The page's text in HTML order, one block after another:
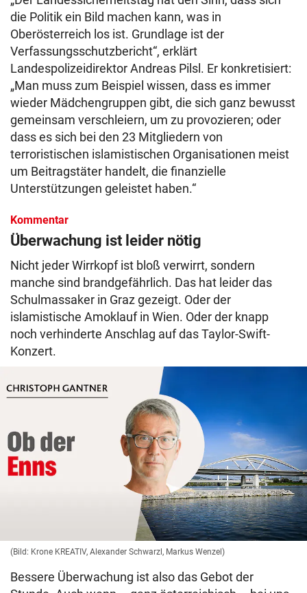
die Politik ein Bild machen kann, was in
Oberösterreich los ist. Grundlage ist der
Verfassungsschutzbericht“, erklärt
Landespolizeidirektor Andreas Pilsl. Er konkretisiert:
„Man muss zum Beispiel wissen, dass es immer
wieder Mädchengruppen gibt, die sich ganz bewusst
gemeinsam verschleiern, um zu provozieren; oder
dass es sich bei den 23 Mitgliedern von
terroristischen islamistischen Organisationen meist
um Beitragstäter handelt, die finanzielle
Unterstützungen geleistet haben.“
Kommentar
Überwachung ist leider nötig
Nicht jeder Wirrkopf ist bloß verwirrt, sondern
manche sind brandgefährlich. Das hat leider das
Schulmassaker in Graz gezeigt. Oder der
islamistische Amoklauf in Wien. Oder der knapp
noch verhinderte Anschlag auf das Taylor-Swift-
Konzert.
(Bild: Krone KREATIV, Alexander Schwarzl, Markus Wenzel)
Bessere Überwachung ist also das Gebot der